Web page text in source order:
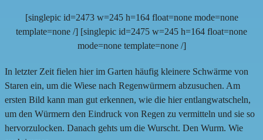
[singlepic id=2473 w=245 h=164 float=none mode=none
template=none /] [singlepic id=2475 w=245 h=164 float=none
mode=none template=none /]
In letzter Zeit fielen hier im Garten häufig kleinere Schwärme von
Staren ein, um die Wiese nach Regenwürmern abzusuchen. Am
ersten Bild kann man gut erkennen, wie die hier entlangwatscheln,
um den Würmern den Eindruck von Regen zu vermitteln und sie so
hervorzulocken. Danach gehts um die Wurscht. Den Wurm. Wie